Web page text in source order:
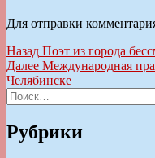
Для отправки
Навигация
по
записям
Назад Предыдущая
запись:
Поэт из города
Далее Следующая
запись:
Международная
Челябинске
Искать:
Рубрики